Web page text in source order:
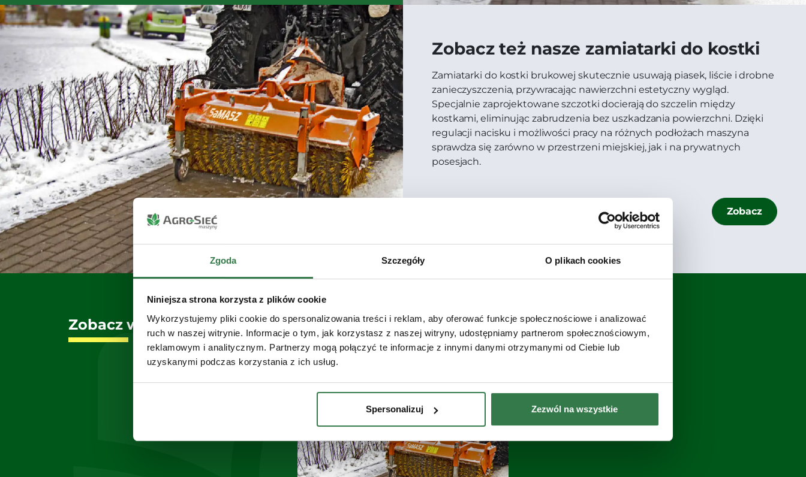
Zgoda Szczegóły O plikach cookies
Niniejsza strona korzysta z plików cookie
Wykorzystujemy pliki cookie do spersonalizowania treści i reklam, aby oferować funkcje społecznościowe i analizować
ruch w naszej witrynie. Informacje o tym, jak korzystasz z naszej witryny, udostępniamy partnerom społecznościowym,
reklamowym i analitycznym. Partnerzy mogą połączyć te informacje z innymi danymi otrzymanymi od Ciebie lub
uzyskanymi podczas korzystania z ich usług.
Spersonalizuj Zezwól na wszystkie
Zobacz też nasze zamiatarki do kostki
Zamiatarki do kostki brukowej skutecznie usuwają piasek, liście i drobne
zanieczyszczenia, przywracając nawierzchni estetyczny wygląd.
Specjalnie zaprojektowane szczotki docierają do szczelin między
kostkami, eliminując zabrudzenia bez uszkadzania powierzchni. Dzięki
regulacji nacisku i możliwości pracy na różnych podłożach maszyna
sprawdza się zarówno w przestrzeni miejskiej, jak i na prywatnych
posesjach.
Zobacz
Zobacz wszystkie zamiatarki do ciągnika